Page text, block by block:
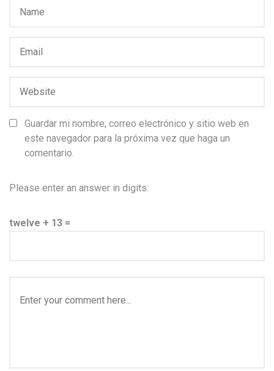
Guardar mi nombre, correo electrónico y sitio web en
este navegador para la próxima vez que haga un
comentario.
Please enter an answer in digits:
twelve + 13 =